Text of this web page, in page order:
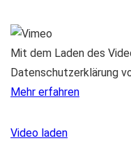
Mit dem Laden des
Datenschutzerklärung
Mehr erfahren
Video laden